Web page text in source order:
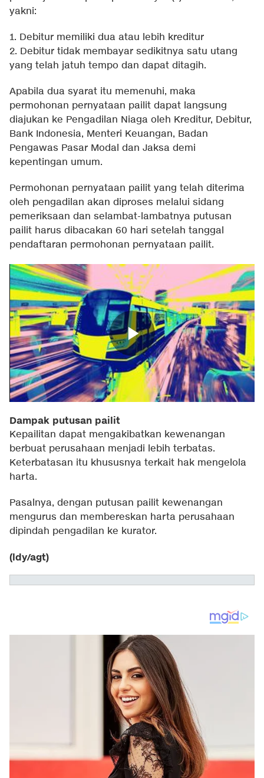
yakni:
1. Debitur memiliki dua atau lebih kreditur
2. Debitur tidak membayar sedikitnya satu utang
yang telah jatuh tempo dan dapat ditagih.
Apabila dua syarat itu memenuhi, maka
permohonan pernyataan pailit dapat langsung
diajukan ke Pengadilan Niaga oleh Kreditur, Debitur,
Bank Indonesia, Menteri Keuangan, Badan
Pengawas Pasar Modal dan Jaksa demi
kepentingan umum.
Permohonan pernyataan pailit yang telah diterima
oleh pengadilan akan diproses melalui sidang
pemeriksaan dan selambat-lambatnya putusan
pailit harus dibacakan 60 hari setelah tanggal
pendaftaran permohonan pernyataan pailit.
Dampak putusan pailit
Kepailitan dapat mengakibatkan kewenangan
berbuat perusahaan menjadi lebih terbatas.
Keterbatasan itu khususnya terkait hak mengelola
harta.
Pasalnya, dengan putusan pailit kewenangan
mengurus dan membereskan harta perusahaan
dipindah pengadilan ke kurator.
(ldy/agt)